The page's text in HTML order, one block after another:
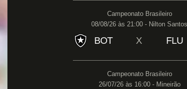
Campeonato Brasileiro
08/08/26 às 21:00 - Nilton Santos
BOT X FLU
Campeonato Brasileiro
26/07/26 às 16:00 - Mineirão